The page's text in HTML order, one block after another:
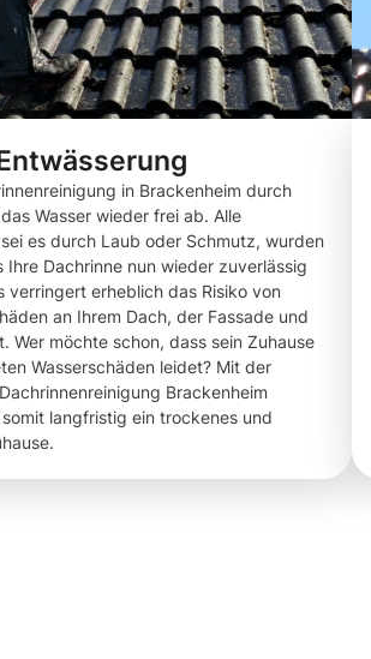
in Brackenheim durch
Wasser wieder frei ab. Alle
es durch Laub oder Schmutz, wurden
Ihre Dachrinne nun wieder zuverlässig
verringert erheblich das Risiko von
an Ihrem Dach, der Fassade und
Wer möchte schon, dass sein Zuhause
Wasserschäden leidet? Mit der
Brackenheim
langfristig ein trockenes und